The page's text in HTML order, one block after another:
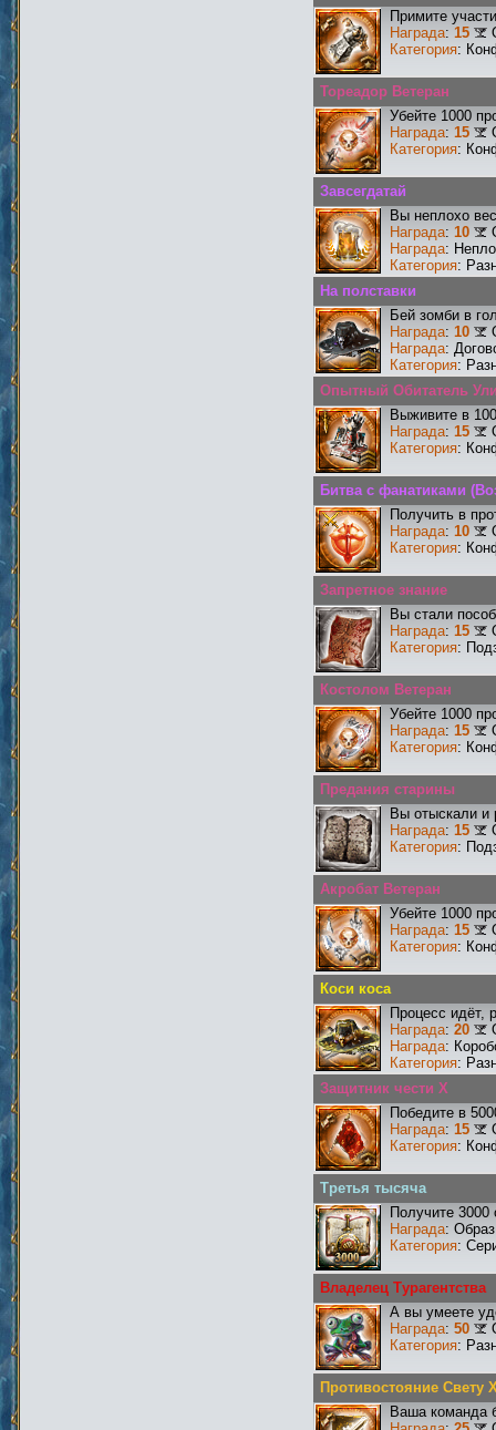
Примите
Награда: 15
Категория:
Тореадор Ветеран
Убейте 1000
Награда: 15
Категория:
Завсегдатай
Вы неплохо
Награда: 10
Награда:
Категория:
На полставки
Бей зомби в
Награда: 10
Награда:
Категория:
Опытный Обитатель
Выживите в
Награда: 15
Категория:
Битва с фанатиками
Получить в
Награда: 10
Категория:
Запретное знание
Вы стали
Награда: 15
Категория:
Костолом Ветеран
Убейте 1000
Награда: 15
Категория:
Предания старины
Вы отыскали
Награда: 15
Категория:
Акробат Ветеран
Убейте 1000
Награда: 15
Категория:
Коси коса
Процесс идёт,
Награда: 20
Награда:
Категория:
Защитник чести X
Победите в
Награда: 15
Категория:
Третья тысяча
Получите 3000
Награда: Образ
Категория:
Владелец Турагентства
А вы умеете
Награда: 50
Категория:
Противостояние Свету
Ваша команда